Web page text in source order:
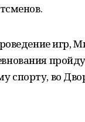
игр,
во